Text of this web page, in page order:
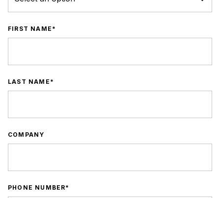
FIRST NAME
LAST NAME
COMPANY
PHONE NUMBER